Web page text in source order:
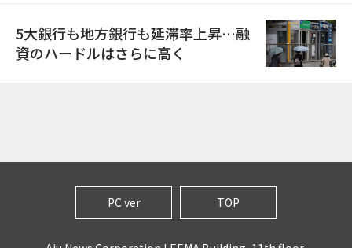
5大銀行も地方銀行も延滞率上昇…融
資のハードルはさらに高く
PC ver TOP